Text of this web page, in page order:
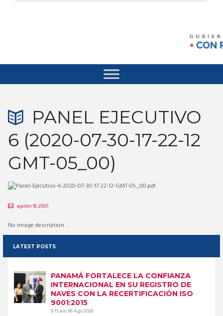
PANEL EJECUTIVO
6 (2020-07-30-17-22-12
GMT-05_00)
agosto 18, 2020
No image description ...
LATEST POSTS
PANAMÁ FORTALECE LA CONFIANZA
INTERNACIONAL EN SU REGISTRO DE
NAVES CON LA RECERTIFICACIÓN ISO
9001:2015
9:15 am06 Ago 2026